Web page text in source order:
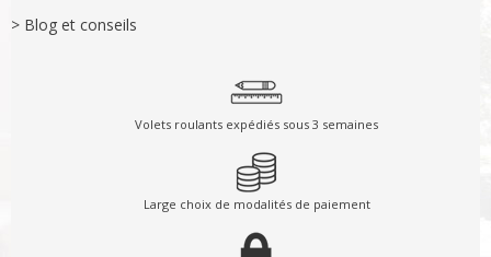
> Blog et conseils
Volets roulants expédiés sous 3 semaines
Large choix de modalités de paiement